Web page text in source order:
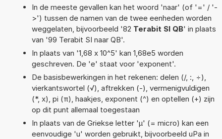
In de meeste gevallen kan het woord 'naar' (of '=' / '-
>') tussen de namen van de twee eenheden worden
weggelaten, bijvoorbeeld '82 Terabit SI QB' in plaats
van '99 Terabit SI naar QB'.
In plaats van '1,68 x 10^5' kan 1,68e5 worden
geschreven. De 'e' staat voor 'exponent'.
De basisbewerkingen in het rekenen: delen (/, :, ÷),
vierkantswortel (√), aftrekken (-), vermenigvuldigen
(*, x), pi (π), haakjes, exponent (^) en optellen (+) zijn
op dit punt allemaal toegestaan
In plaats van de Griekse letter 'µ' (= micro) kan een
eenvoudige 'u' worden gebruikt, bijvoorbeeld uPa in